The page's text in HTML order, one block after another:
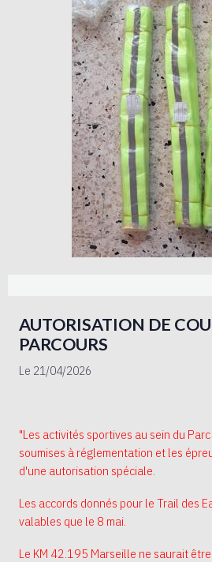
AUTORISATION DE
PARCOURS
Le 21/04/2026
"Les activités sportives au sein du
soumises à réglementation et les
d'une autorisation spéciale.
Les accords donnés pour le Trail des
valables que le 8 mai.
Le KM 42.195 Marseille ne saurait